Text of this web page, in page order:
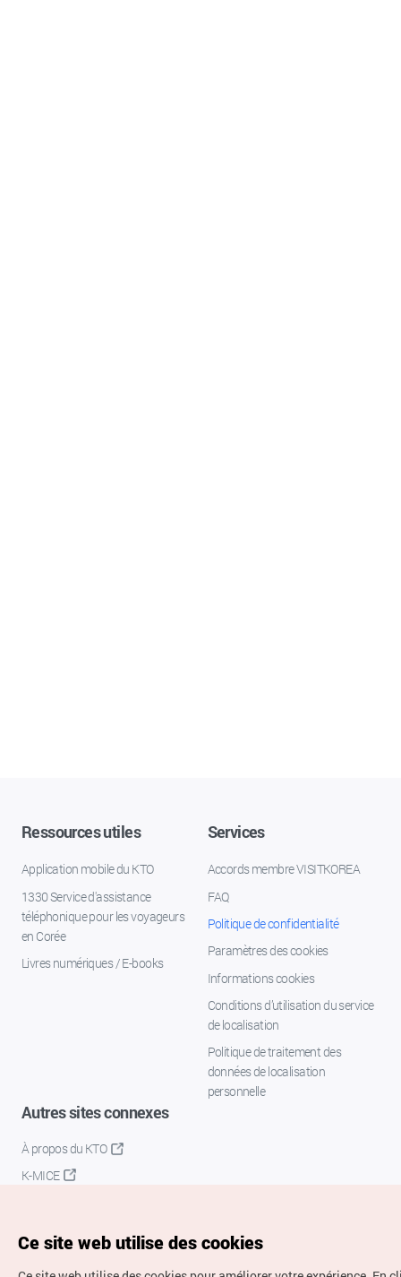
Ressources utiles
Application mobile du KTO
1330 Service d'assistance
téléphonique pour les voyageurs
en Corée
Livres numériques / E-books
Services
Accords membre VISITKOREA
FAQ
Politique de confidentialité
Paramètres des cookies
Informations cookies
Conditions d’utilisation du service
de localisation
Politique de traitement des
données de localisation
personnelle
Autres sites connexes
À propos du KTO
K-MICE
Ce site web utilise des cookies